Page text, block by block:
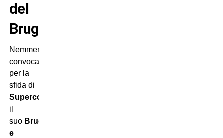
del
Bruges
Nemmeno
convocato
per la
sfida di
Supercoppa
il
suoBruges
e